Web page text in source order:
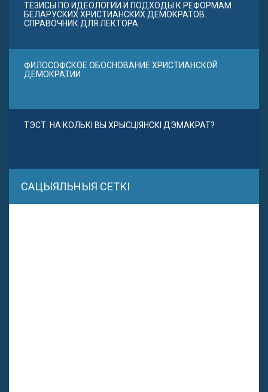
ТЕЗИСЫ ПО ИДЕОЛОГИИ И ПОДХОДЫ К РЕФОРМАМ
БЕЛАРУСКИХ ХРИСТИАНСКИХ ДЕМОКРАТОВ.
СПРАВОЧНИК ДЛЯ ЛЕКТОРА
ФИЛОСОФСКОЕ ОБОСНОВАНИЕ ХРИСТИАНСКОЙ
ДЕМОКРАТИИ
ТЭСТ. НА КОЛЬКІ ВЫ ХРЫСЦІЯНСКІ ДЭМАКРАТ?
САЦЫЯЛЬНЫЯ СЕТКІ